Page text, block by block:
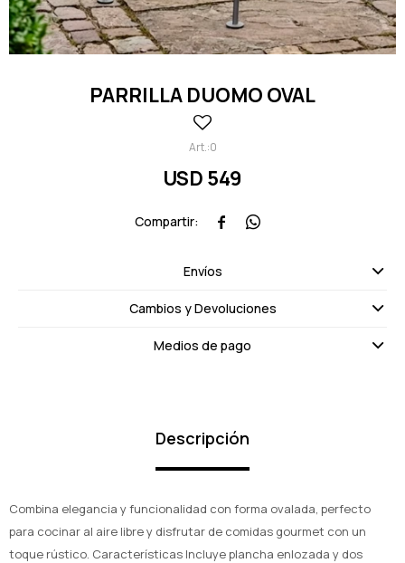
PARRILLA DUOMO OVAL
0
USD 549
 
Envíos
Cambios y Devoluciones
Medios de pago
Descripción
Combina elegancia y funcionalidad con forma ovalada, perfecto
para cocinar al aire libre y disfrutar de comidas gourmet con un
toque rústico. Características Incluye plancha enlozada y dos